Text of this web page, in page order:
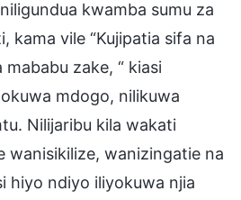
kwamba sumu za
kama vile “Kujipatia sifa na
zake, “ kiasi
mdogo, nilikuwa
Nilijaribu kila wakati
wanisikilize, wanizingatie na
hiyo ndiyo iliyokuwa njia